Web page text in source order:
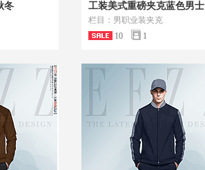
冬 工装美式重磅夹克蓝色男士
栏目：男职业装夹克
10
1